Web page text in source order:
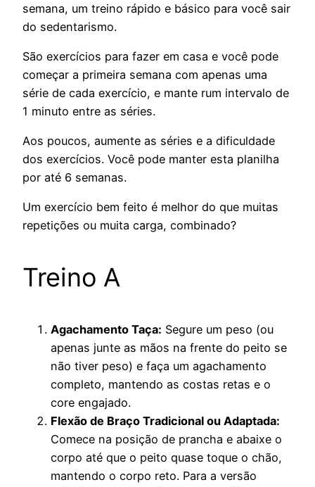
semana, um treino rápido e básico para você sair
do sedentarismo.
São exercícios para fazer em casa e você pode
começar a primeira semana com apenas uma
série de cada exercício, e mante rum intervalo de
1 minuto entre as séries.
Aos poucos, aumente as séries e a dificuldade
dos exercícios. Você pode manter esta planilha
por até 6 semanas.
Um exercício bem feito é melhor do que muitas
repetições ou muita carga, combinado?
Treino A
Agachamento Taça: Segure um peso (ou
apenas junte as mãos na frente do peito se
não tiver peso) e faça um agachamento
completo, mantendo as costas retas e o
core engajado.
Flexão de Braço Tradicional ou Adaptada:
Comece na posição de prancha e abaixe o
corpo até que o peito quase toque o chão,
mantendo o corpo reto. Para a versão